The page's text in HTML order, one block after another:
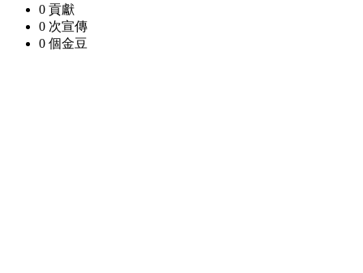
0 貢獻
0 次宣傳
0 個金豆